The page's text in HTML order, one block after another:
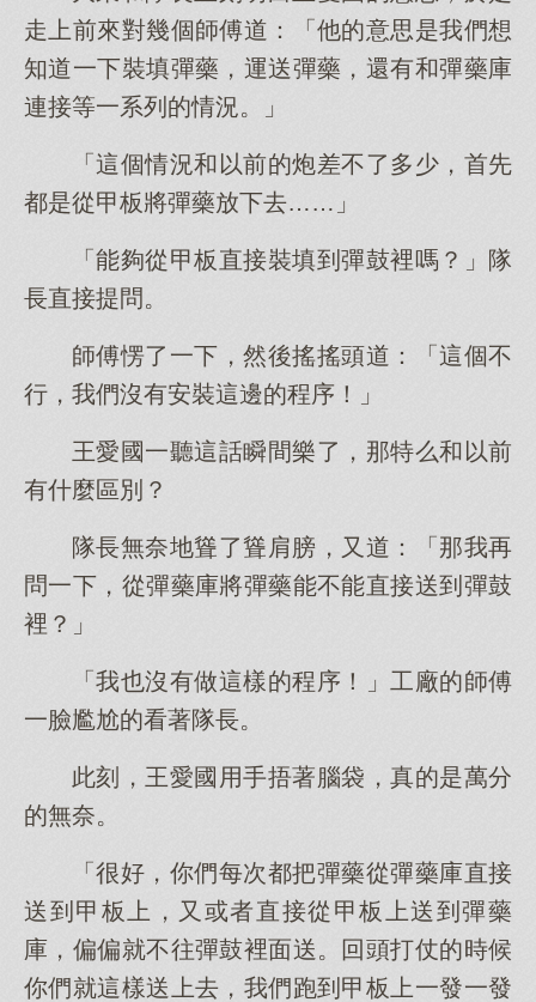
走上前來對幾個師傅道：「他的意思是我們想
知道一下裝填彈藥，運送彈藥，還有和彈藥庫
連接等一系列的情況。」
「這個情況和以前的炮差不了多少，首先
都是從甲板將彈藥放下去……」
「能夠從甲板直接裝填到彈鼓裡嗎？」隊
長直接提問。
師傅愣了一下，然後搖搖頭道：「這個不
行，我們沒有安裝這邊的程序！」
王愛國一聽這話瞬間樂了，那特么和以前
有什麼區別？
隊長無奈地聳了聳肩膀，又道：「那我再
問一下，從彈藥庫將彈藥能不能直接送到彈鼓
裡？」
「我也沒有做這樣的程序！」工廠的師傅
一臉尷尬的看著隊長。
此刻，王愛國用手捂著腦袋，真的是萬分
的無奈。
「很好，你們每次都把彈藥從彈藥庫直接
送到甲板上，又或者直接從甲板上送到彈藥
庫，偏偏就不往彈鼓裡面送。回頭打仗的時候
你們就這樣送上去，我們跑到甲板上一發一發